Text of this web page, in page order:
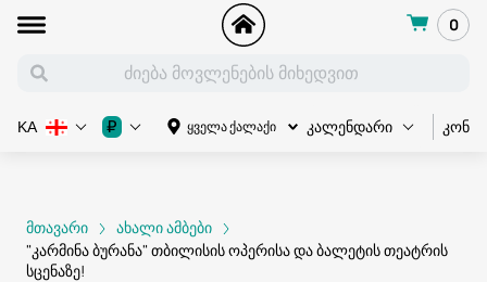
0
ყველა ქალაქი კალენდარი
KA ₽
მთავარი
ახალი ამბები
"კარმინა ბურანა" თბილისის ოპერისა და ბალეტის თეატრის
სცენაზე!